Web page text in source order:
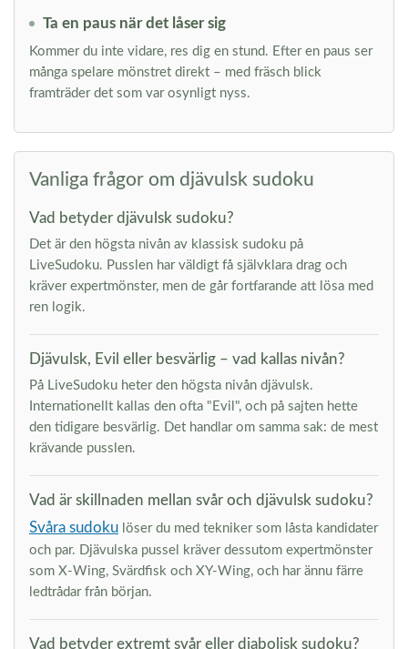
Ta en paus när det låser sig
Kommer du inte vidare, res dig en stund. Efter en paus ser
många spelare mönstret direkt – med fräsch blick
framträder det som var osynligt nyss.
Vanliga frågor om djävulsk sudoku
Vad betyder djävulsk sudoku?
Det är den högsta nivån av klassisk sudoku på
LiveSudoku. Pusslen har väldigt få självklara drag och
kräver expertmönster, men de går fortfarande att lösa med
ren logik.
Djävulsk, Evil eller besvärlig – vad kallas nivån?
På LiveSudoku heter den högsta nivån djävulsk.
Internationellt kallas den ofta "Evil", och på sajten hette
den tidigare besvärlig. Det handlar om samma sak: de mest
krävande pusslen.
Vad är skillnaden mellan svår och djävulsk sudoku?
Svåra sudoku löser du med tekniker som låsta kandidater
och par. Djävulska pussel kräver dessutom expertmönster
som X-Wing, Svärdfisk och XY-Wing, och har ännu färre
ledtrådar från början.
Vad betyder extremt svår eller diabolisk sudoku?